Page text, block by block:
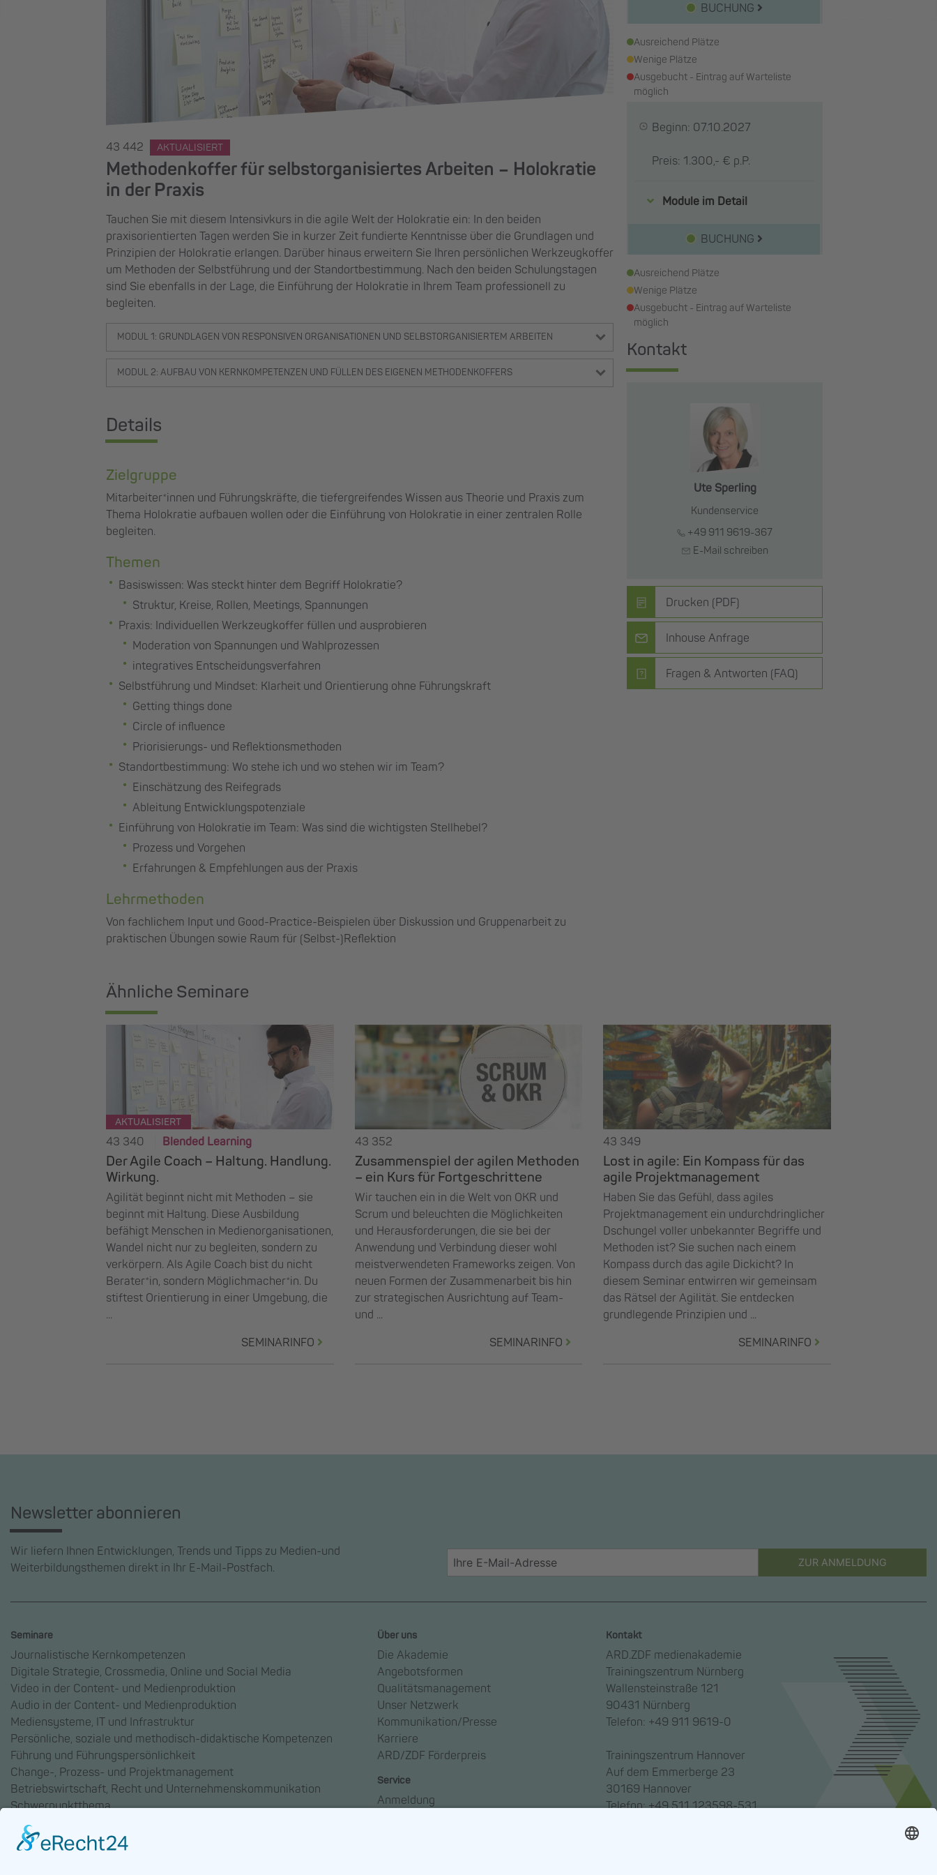
43 442 AKTUALISIERT
Methodenkoffer für selbstorganisiertes Arbeiten – Holokratie
in der Praxis
Tauchen Sie mit diesem Intensivkurs in die agile Welt der Holokratie ein: In den beiden
praxisorientierten Tagen werden Sie in kurzer Zeit fundierte Kenntnisse über die Grundlagen und
Prinzipien der Holokratie erlangen. Darüber hinaus erweitern Sie Ihren persönlichen Werkzeugkoffer
um Methoden der Selbstführung und der Standortbestimmung. Nach den beiden Schulungstagen
sind Sie ebenfalls in der Lage, die Einführung der Holokratie in Ihrem Team professionell zu
begleiten.
MODUL 1: GRUNDLAGEN VON RESPONSIVEN ORGANISATIONEN UND SELBSTORGANISIERTEM ARBEITEN
MODUL 2: AUFBAU VON KERNKOMPETENZEN UND FÜLLEN DES EIGENEN METHODENKOFFERS
Details
Zielgruppe
Mitarbeiter*innen und Führungskräfte, die tiefergreifendes Wissen aus Theorie und Praxis zum
Thema Holokratie aufbauen wollen oder die Einführung von Holokratie in einer zentralen Rolle
begleiten.
Themen
Basiswissen: Was steckt hinter dem Begriff Holokratie?
Struktur, Kreise, Rollen, Meetings, Spannungen
Praxis: Individuellen Werkzeugkoffer füllen und ausprobieren
Moderation von Spannungen und Wahlprozessen
integratives Entscheidungsverfahren
Selbstführung und Mindset: Klarheit und Orientierung ohne Führungskraft
Getting things done
Circle of influence
Priorisierungs- und Reflektionsmethoden
Standortbestimmung: Wo stehe ich und wo stehen wir im Team?
Einschätzung des Reifegrads
Ableitung Entwicklungspotenziale
Einführung von Holokratie im Team: Was sind die wichtigsten Stellhebel?
Prozess und Vorgehen
Erfahrungen & Empfehlungen aus der Praxis
Lehrmethoden
Von fachlichem Input und Good-Practice-Beispielen über Diskussion und Gruppenarbeit zu
praktischen Übungen sowie Raum für (Selbst-)Reflektion
BUCHUNG
Ausreichend Plätze
Wenige Plätze
Ausgebucht - Eintrag auf Warteliste
möglich
Beginn: 07.10.2027
Preis: 1.300,- € p.P.
Module im Detail
BUCHUNG
Ausreichend Plätze
Wenige Plätze
Ausgebucht - Eintrag auf Warteliste
möglich
Kontakt
Ute Sperling
Kundenservice
+49 911 9619-367
E-Mail schreiben
Drucken (PDF)
Inhouse Anfrage
Fragen & Antworten (FAQ)
Ähnliche Seminare
AKTUALISIERT
43 340 Blended Learning
Der Agile Coach – Haltung. Handlung.
Wirkung.
Agilität beginnt nicht mit Methoden – sie
beginnt mit Haltung. Diese Ausbildung
befähigt Menschen in Medienorganisationen,
Wandel nicht nur zu begleiten, sondern zu
verkörpern. Als Agile Coach bist du nicht
Berater*in, sondern Möglichmacher*in. Du
stiftest Orientierung in einer Umgebung, die
...
SEMINARINFO
43 352
Zusammenspiel der agilen Methoden
– ein Kurs für Fortgeschrittene
Wir tauchen ein in die Welt von OKR und
Scrum und beleuchten die Möglichkeiten
und Herausforderungen, die sie bei der
Anwendung und Verbindung dieser wohl
meistverwendeten Frameworks zeigen. Von
neuen Formen der Zusammenarbeit bis hin
zur strategischen Ausrichtung auf Team-
und ...
SEMINARINFO
43 349
Lost in agile: Ein Kompass für das
agile Projektmanagement
Haben Sie das Gefühl, dass agiles
Projektmanagement ein undurchdringlicher
Dschungel voller unbekannter Begriffe und
Methoden ist? Sie suchen nach einem
Kompass durch das agile Dickicht? In
diesem Seminar entwirren wir gemeinsam
das Rätsel der Agilität. Sie entdecken
grundlegende Prinzipien und ...
SEMINARINFO
Newsletter abonnieren
Wir liefern Ihnen Entwicklungen, Trends und Tipps zu Medien-und
Weiterbildungsthemen direkt in Ihr E-Mail-Postfach.
ZUR ANMELDUNG
Seminare
Journalistische Kernkompetenzen
Digitale Strategie, Crossmedia, Online und Social Media
Video in der Content- und Medienproduktion
Audio in der Content- und Medienproduktion
Mediensysteme, IT und Infrastruktur
Persönliche, soziale und methodisch-didaktische Kompetenzen
Führung und Führungspersönlichkeit
Change-, Prozess- und Projektmanagement
Betriebswirtschaft, Recht und Unternehmenskommunikation
Schwerpunktthema
Über uns
Die Akademie
Angebotsformen
Qualitätsmanagement
Unser Netzwerk
Kommunikation/Presse
Karriere
ARD/ZDF Förderpreis
Service
Anmeldung
Kontakt
ARD.ZDF medienakademie
Trainingszentrum Nürnberg
Wallensteinstraße 121
90431 Nürnberg
Telefon: +49 911 9619-0
Trainingszentrum Hannover
Auf dem Emmerberge 23
30169 Hannover
Telefon: +49 511 123598-531